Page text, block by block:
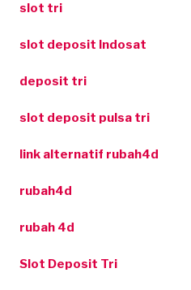
slot tri
slot deposit Indosat
deposit tri
slot deposit pulsa tri
link alternatif rubah4d
rubah4d
rubah 4d
Slot Deposit Tri